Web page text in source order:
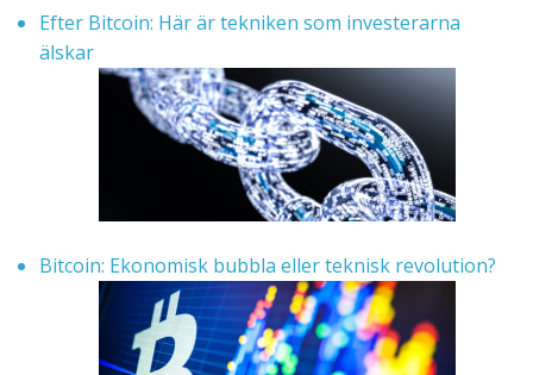
Efter Bitcoin: Här är tekniken som investerarna
älskar
Bitcoin: Ekonomisk bubbla eller teknisk revolution?